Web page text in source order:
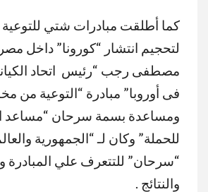
كما أطلقت مبادرات شتي
لتحجيم انتشار “كورونا” داخل
مصطفى رجب “رئيس اتحاد
فى أوروبا” مبادرة “التوعية من
ومساعدة بسمة سرحان “مساعد
للحملة” وكان لـ “الجمهورية
“سرحان” للتتعرف علي المبادرة
والنتائج .